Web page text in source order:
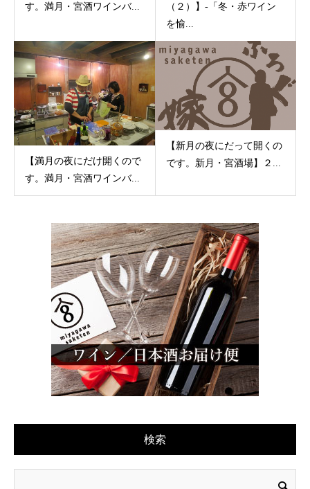
す。満月・宮酒ワインバ...
（２）】-「冬・赤ワイン
を愉...
【満月の夜にだけ開くので
す。満月・宮酒ワインバ...
【新月の夜にだって開くの
です。新月・宮酒場】２...
検索